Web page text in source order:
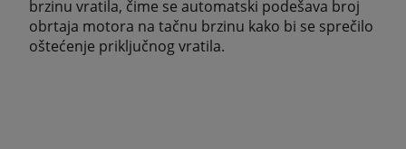
brzinu vratila, čime se automatski podešava broj
obrtaja motora na tačnu brzinu kako bi se sprečilo
oštećenje priključnog vratila.